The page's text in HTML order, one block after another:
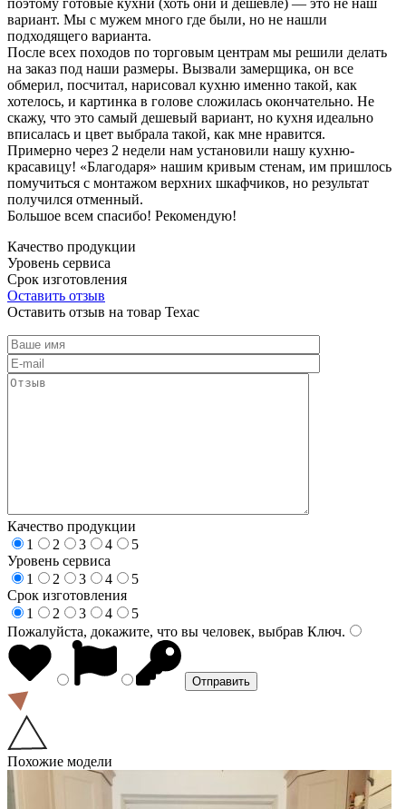
вариант. Мы с мужем много где были, но не нашли
подходящего варианта.
После всех походов по торговым центрам мы решили делать
на заказ под наши размеры. Вызвали замерщика, он все
обмерил, посчитал, нарисовал кухню именно такой, как
хотелось, и картинка в голове сложилась окончательно. Не
скажу, что это самый дешевый вариант, но кухня идеально
вписалась и цвет выбрала такой, как мне нравится.
Примерно через 2 недели нам установили нашу кухню-
красавицу! «Благодаря» нашим кривым стенам, им пришлось
помучиться с монтажом верхних шкафчиков, но результат
получился отменный.
Большое всем спасибо! Рекомендую!
Качество продукции
Уровень сервиса
Срок изготовления
Оставить отзыв
Оставить отзыв на товар Техас
Качество продукции
1
2 3 4
5
Уровень сервиса
1
2 3 4
5
Срок изготовления
1
2 3 4
5
Пожалуйста, докажите, что вы человек, выбрав Ключ.
Похожие модели